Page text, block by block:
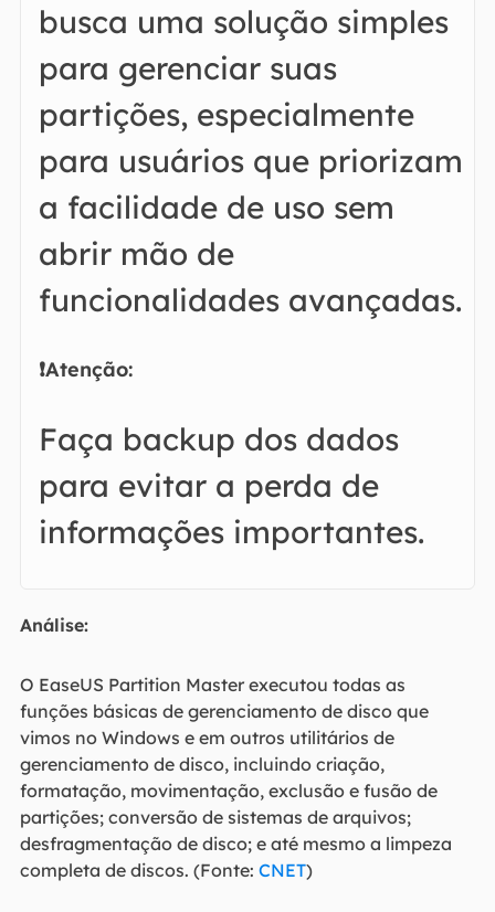
busca uma solução simples
para gerenciar suas
partições, especialmente
para usuários que priorizam
a facilidade de uso sem
abrir mão de
funcionalidades avançadas.
❗Atenção:
Faça backup dos dados
para evitar a perda de
informações importantes.
Análise:
O EaseUS Partition Master executou todas as
funções básicas de gerenciamento de disco que
vimos no Windows e em outros utilitários de
gerenciamento de disco, incluindo criação,
formatação, movimentação, exclusão e fusão de
partições; conversão de sistemas de arquivos;
desfragmentação de disco; e até mesmo a limpeza
completa de discos. (Fonte: CNET)